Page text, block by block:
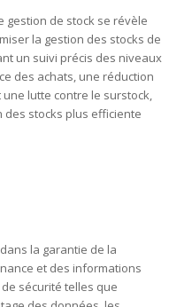
gestion de stock se révèle
la gestion des stocks de
un suivi précis des niveaux
des achats, une réduction
lutte contre le surstock,
des stocks plus efficiente
la garantie de la
et des informations
sécurité telles que